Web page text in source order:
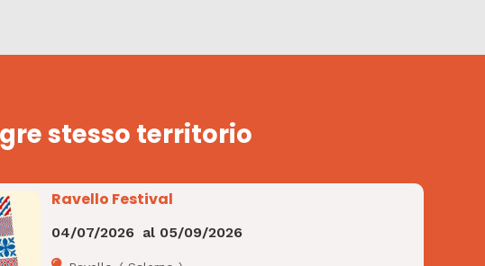
stesso territorio
Ravello Festival
04/07/2026 al 05/09/2026